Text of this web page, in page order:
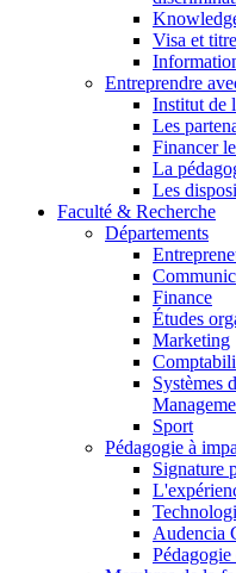
Visa et
Entreprendre
Institut de
Les
Financer
La
Les
Faculté & Recherche
Départements
Finance
Études
Marketing
Systèmes
Sport
Pédagogie à
Signature
Audencia